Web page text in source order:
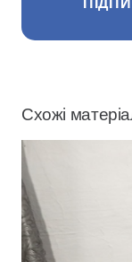
Схожі